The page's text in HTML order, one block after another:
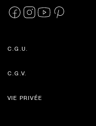
C.G.U.
C.G.V.
VIE PRIVÉE